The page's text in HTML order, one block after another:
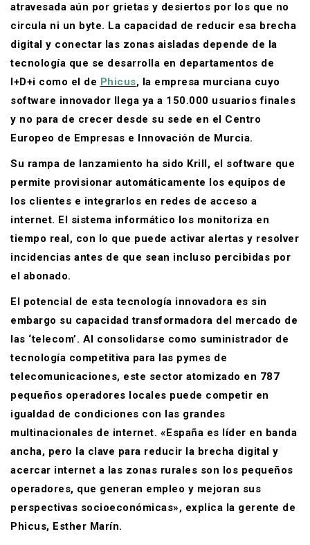
atravesada aún por grietas y desiertos por los que no
circula ni un byte. La capacidad de reducir esa brecha
digital y conectar las zonas aisladas depende de la
tecnología que se desarrolla en departamentos de
I+D+i como el de Phicus, la empresa murciana cuyo
software innovador llega ya a 150.000 usuarios finales
y no para de crecer desde su sede en el Centro
Europeo de Empresas e Innovación de Murcia.
Su rampa de lanzamiento ha sido Krill, el software que
permite provisionar automáticamente los equipos de
los clientes e integrarlos en redes de acceso a
internet. El sistema informático los monitoriza en
tiempo real, con lo que puede activar alertas y resolver
incidencias antes de que sean incluso percibidas por
el abonado.
El potencial de esta tecnología innovadora es sin
embargo su capacidad transformadora del mercado de
las ‘telecom’. Al consolidarse como suministrador de
tecnología competitiva para las pymes de
telecomunicaciones, este sector atomizado en 787
pequeños operadores locales puede competir en
igualdad de condiciones con las grandes
multinacionales de internet. «España es líder en banda
ancha, pero la clave para reducir la brecha digital y
acercar internet a las zonas rurales son los pequeños
operadores, que generan empleo y mejoran sus
perspectivas socioeconómicas», explica la gerente de
Phicus, Esther Marín.